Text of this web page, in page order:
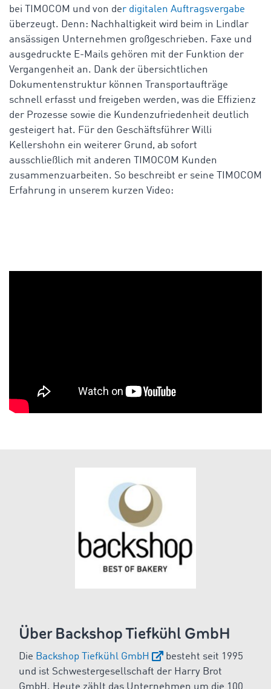
bei TIMOCOM und von der digitalen Auftragsvergabe
überzeugt. Denn: Nachhaltigkeit wird beim in Lindlar
ansässigen Unternehmen großgeschrieben. Faxe und
ausgedruckte E-Mails gehören mit der Funktion der
Vergangenheit an. Dank der übersichtlichen
Dokumentenstruktur können Transportaufträge
schnell erfasst und freigeben werden, was die Effizienz
der Prozesse sowie die Kundenzufriedenheit deutlich
gesteigert hat. Für den Geschäftsführer Willi
Kellershohn ein weiterer Grund, ab sofort
ausschließlich mit anderen TIMOCOM Kunden
zusammenzuarbeiten. So beschreibt er seine TIMOCOM
Erfahrung in unserem kurzen Video:
Über Backshop Tiefkühl GmbH
Die Backshop Tiefkühl GmbH
besteht seit 1995
und ist Schwestergesellschaft der Harry Brot
GmbH. Heute zählt das Unternehmen um die 100